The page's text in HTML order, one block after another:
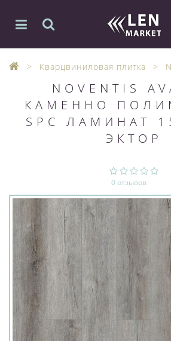
Кварцвиниловая плитка
NOVENTIS
КАМЕННО
SPC ЛАМИНАТ
ЭКТОР
0 отзывов